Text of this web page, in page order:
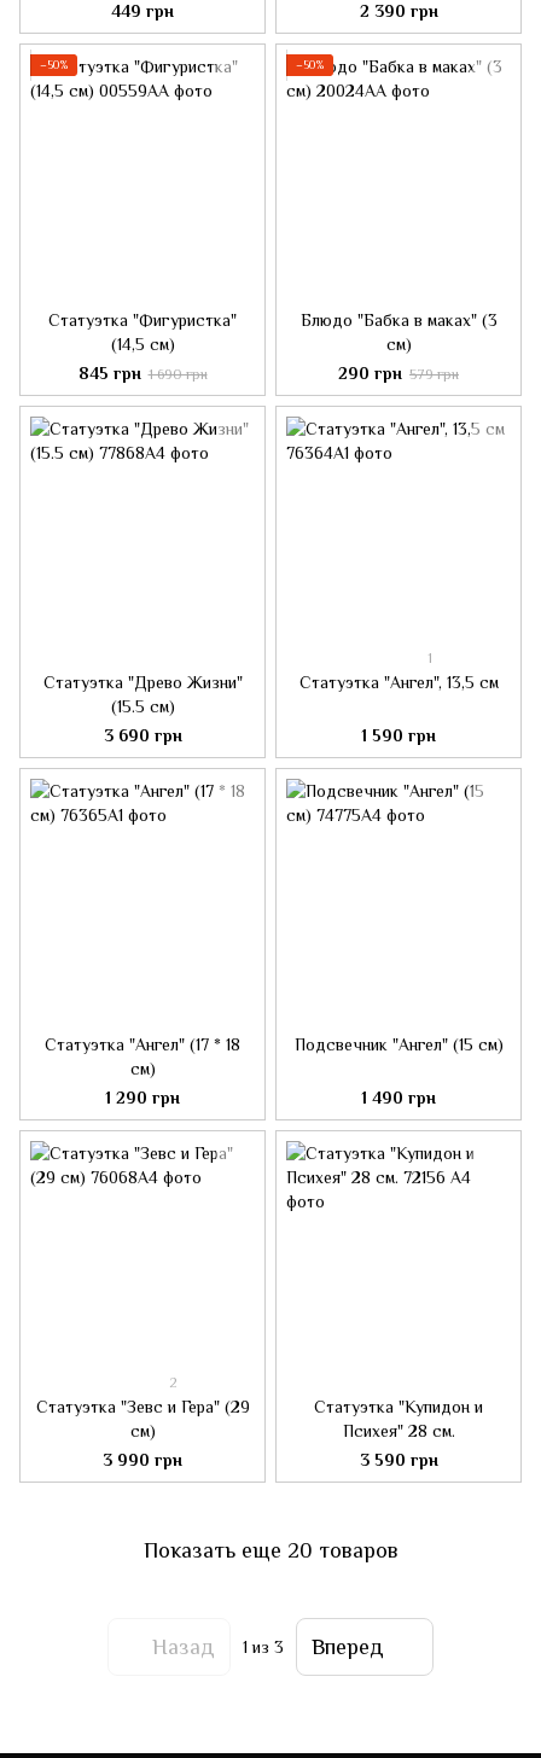
449 грн
2 390 грн
−50%
Статуэтка "Фигуристка"
(14,5 см)
845 грн 1 690 грн
−50%
Блюдо "Бабка в маках" (3
см)
290 грн 579 грн
Статуэтка "Древо Жизни"
(15.5 см)
3 690 грн
1
Статуэтка "Ангел", 13,5 см
1 590 грн
Статуэтка "Ангел" (17 * 18
см)
1 290 грн
Подсвечник "Ангел" (15 см)
1 490 грн
2
Статуэтка "Зевс и Гера" (29
см)
3 990 грн
Статуэтка "Купидон и
Психея" 28 см.
3 590 грн
Показать еще 20 товаров
Назад 1 из 3 Вперед